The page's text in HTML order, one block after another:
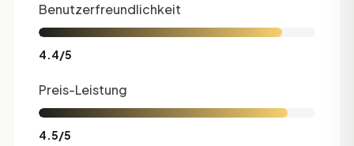
Benutzerfreundlichkeit
4.4/5
Preis-Leistung
4.5/5